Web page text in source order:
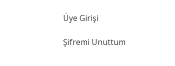
Üye Girişi
Şifremi Unuttum